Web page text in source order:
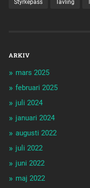
Styrkepass Tävling
ARKIV
mars 2025
februari 2025
juli 2024
januari 2024
augusti 2022
juli 2022
juni 2022
maj 2022